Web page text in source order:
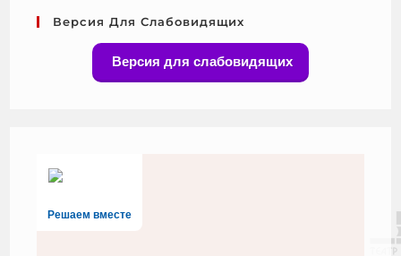
Версия Для Слабовидящих
Версия для слабовидящих
Решаем вместе